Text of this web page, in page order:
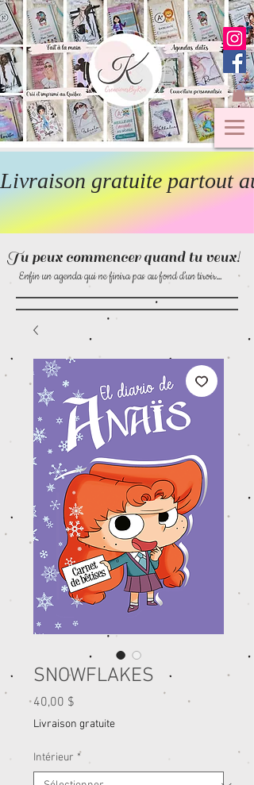
Tu peux commencer quand tu veux!
Enfin un agenda qui ne finira pas au fond d’un tiroir…
Livraison gratuite partout
SNOWFLAKES
40,00 $
Livraison gratuite
Intérieur *